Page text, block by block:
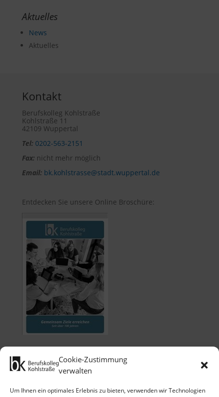
Cookie-Zustimmung
verwalten
Um Ihnen ein optimales Erlebnis zu bieten, verwenden wir Technologien
Aktuelles
News
Aktuelles
Kontakt
Berufskolleg Kohlstraße
Kohlstraße 11
42109 Wuppertal
Tel: 0202-563-2151
Fax:nicht mehr möglich
Email: bk.kohlstrasse@stadt.wuppertal.de
Entdecken Sie unsere Online Broschüre: